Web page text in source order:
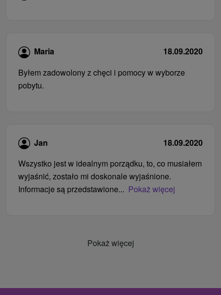
Maria
18.09.2020
Byłem zadowolony z chęci i pomocy w wyborze
pobytu.
Jan
18.09.2020
Wszystko jest w idealnym porządku, to, co musiałem
wyjaśnić, zostało mi doskonale wyjaśnione.
Informacje są przedstawione... Pokaż więcej
Pokaż więcej